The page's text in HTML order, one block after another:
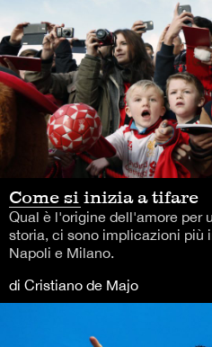
Come si inizia a tifare
Qual è l'origine dell'amore per
storia, ci sono implicazioni più
Napoli e Milano.
di Cristiano de Majo